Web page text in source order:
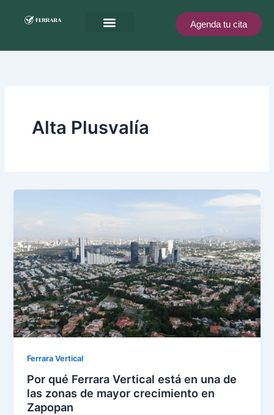
Agenda tu cita
Alta Plusvalía
Ferrara Vertical
Por qué Ferrara Vertical está en una de
las zonas de mayor crecimiento en
Zapopan